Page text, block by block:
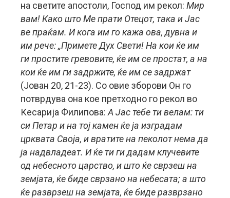
на светите апостоли, Господ им рекол: Мир
вам! Како што Ме прати Отецот, така и Јас
ве праќам. И кога им го кажа ова, дувна и
им рече: „Примете Дух Свети! На кои ќе им
ги простите гревовите, ќе им се простат, а на
кои ќе им ги задржите, ќе им се задржат
(Јован 20, 21-23). Со овие зборови Он го
потврдува она кое претходно го рекол во
Кесарија Филипова: А Јас тебе ти велам: ти
си Петар и на тој камен ќе ја изградам
црквата Своја, и вратите на пеколот нема да
ја надвладеат. И ќе ти ги дадам клучевите
од небесното царство, и што ќе сврзеш на
земјата, ќе биде сврзано на небесата; а што
ќе разврзеш на земјата, ќе биде разврзано